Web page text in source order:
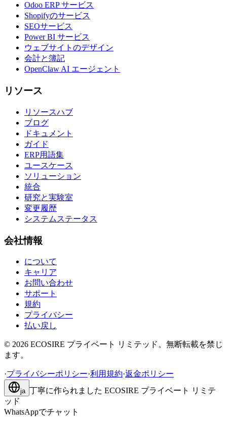
Odoo ERP サービス
Shopifyのサービス
SEOサービス
Power BI サービス
ウェブサイトのデザイン
会計と簿記
OpenClaw AI エージェント
リソース
リソースハブ
ブログ
ドキュメント
ガイド
ERP用語集
ユースケース
ソリューション
統合
研究と実験室
変更履歴
システムステータス
会社情報
について
キャリア
お問い合わせ
サポート
規約
プライバシー
払い戻し
© 2026 ECOSIRE プライベート リミテッド。無断転載を禁じ
ます。
·プライバシーポリシー·利用規約·返金ポリシー
ja 丁寧に作られました ECOSIRE プライベート リミテ
ッド
WhatsAppでチャット